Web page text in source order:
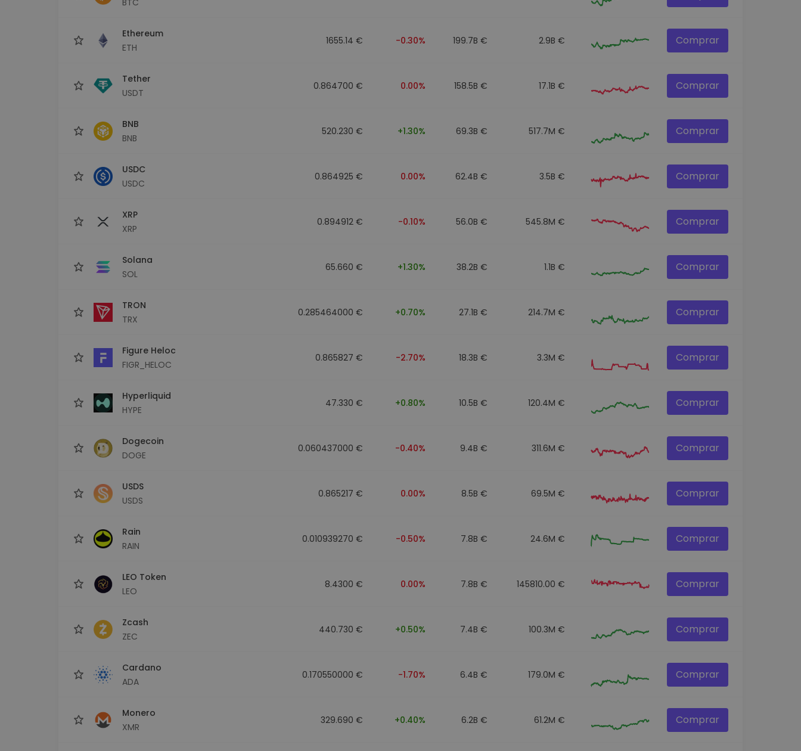
Ethereum
ETH
1655.14 € -0.30% 199.7B € 2.9B € Comprar
Tether
USDT
0.864700 € 0.00% 158.5B € 17.1B € Comprar
BNB
BNB
520.230 € +1.30% 69.3B € 517.7M € Comprar
USDC
USDC
0.864925 € 0.00% 62.4B € 3.5B € Comprar
XRP
XRP
0.894912 € -0.10% 56.0B € 545.8M € Comprar
Solana
SOL
65.660 € +1.30% 38.2B € 1.1B € Comprar
TRON
TRX
0.285464000 € +0.70% 27.1B € 214.7M € Comprar
Figure Heloc
FIGR_HELOC
0.865827 € -2.70% 18.3B € 3.3M € Comprar
Hyperliquid
HYPE
47.330 € +0.80% 10.5B € 120.4M € Comprar
Dogecoin
DOGE
0.060437000 € -0.40% 9.4B € 311.6M € Comprar
USDS
USDS
0.865217 € 0.00% 8.5B € 69.5M € Comprar
Rain
RAIN
0.010939270 € -0.50% 7.8B € 24.6M € Comprar
LEO Token
LEO
8.4300 € 0.00% 7.8B € 145810.00 € Comprar
Zcash
ZEC
440.730 € +0.50% 7.4B € 100.3M € Comprar
Cardano
ADA
0.170550000 € -1.70% 6.4B € 179.0M € Comprar
Monero
XMR
329.690 € +0.40% 6.2B € 61.2M € Comprar